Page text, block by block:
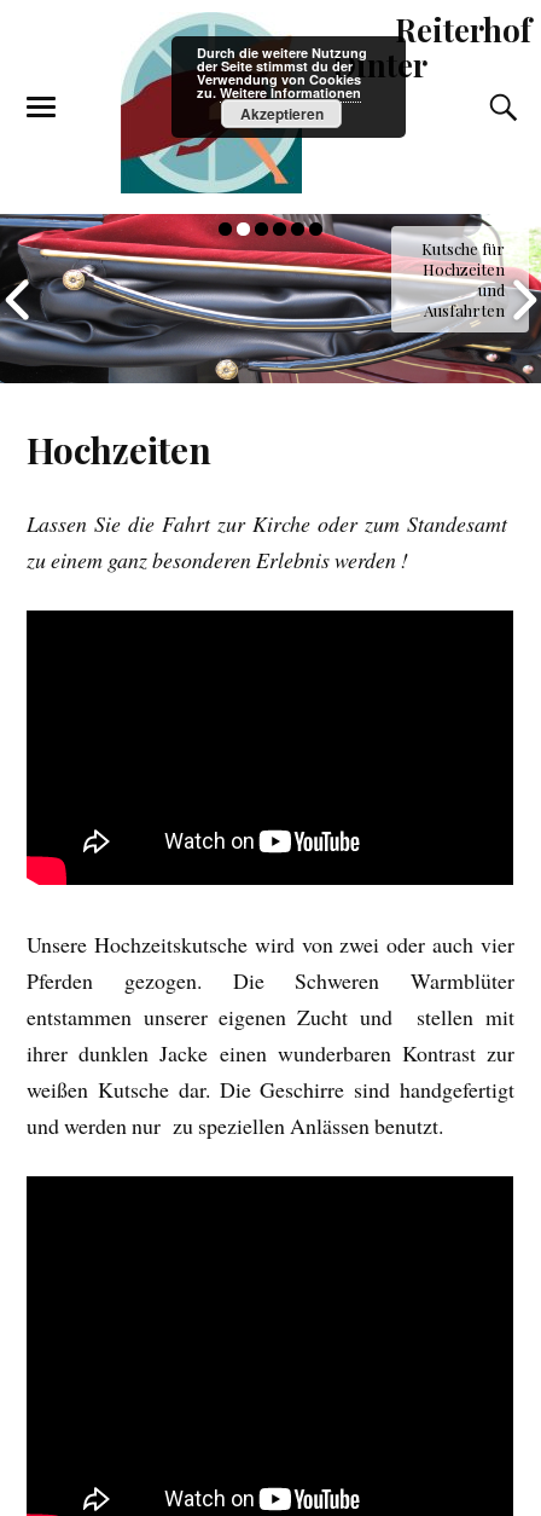
Reiterhof
Dinter
Kutsche für
Hochzeiten
und
Ausfahrten
Hochzeiten
Lassen Sie die Fahrt zur Kirche oder zum Standesamt
zu einem ganz besonderenErlebnis werden !
Unsere Hochzeitskutsche wird von zwei oder auch vier
Pferden gezogen. Die Schweren Warmblüter
entstammen unserer eigenen Zucht und stellen mit
ihrer dunklen Jacke einen wunderbaren Kontrast zur
weißen Kutsche dar. Die Geschirre sind handgefertigt
und werden nur zu speziellen Anlässen benutzt.
Durch die weitere Nutzung
der Seite stimmst du der
Verwendung von Cookies
zu. Weitere Informationen
Akzeptieren